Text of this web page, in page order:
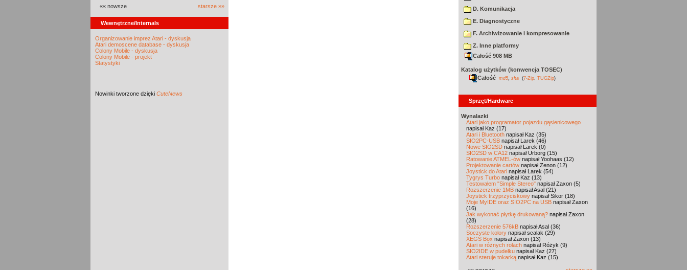
«« nowsze starsze »»
Wewnętrzne/Internals
Organizowanie imprez Atari - dyskusja
Atari demoscene database - dyskusja
Colony Mobile - dyskusja
Colony Mobile - projekt
Statystyki
Nowinki tworzone dzięki CuteNews
D. Komunikacja
E. Diagnostyczne
F. Archiwizowanie i kompresowanie
Z. Inne platformy
Całość 908 MB
Katalog użytków (konwencja TOSEC)
Całość md5 sha (7-Zip TUGZip)
Sprzęt/Hardware
Wynalazki
Atari jako programator pojazdu gąsienicowego
napisał Kaz (17)
Atari i Bluetooth napisał Kaz (35)
SIO2PC-USB napisał Larek (46)
Nowe SIO2SD napisał Larek (0)
SIO2SD w CA12 napisał Urborg (15)
Ratowanie ATMEL-ów napisał Yoohaas (12)
Projektowanie cartów napisał Zenon (12)
Joystick do Atari napisał Larek (54)
Tygrys Turbo napisał Kaz (13)
Testowałem "Simple Stereo" napisał Zaxon (5)
Rozszerzenie 1MB napisał Asal (21)
Joystick trzyprzyciskowy napisał Sikor (18)
Moje MyIDE oraz SIO2PC na USB napisał Zaxon
(16)
Jak wykonać płytkę drukowaną? napisał Zaxon
(28)
Rozszerzenie 576kB napisał Asal (36)
Soczyste kolory napisał scalak (29)
XEGS Box napisał Zaxon (13)
Atari w różnych rolach napisał Różyk (9)
SIO2IDE w pudełku napisał Kaz (27)
Atari steruje tokarką napisał Kaz (15)